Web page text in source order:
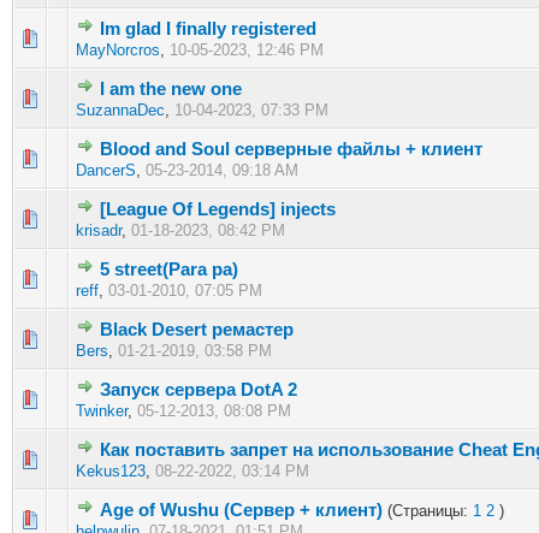
Im glad I finally registered
MayNorcros, 10-05-2023, 12:46 PM
0 голос(ов) - 0 из 5 в среднем
1234 5
I am the new one
SuzannaDec, 10-04-2023, 07:33 PM
0 голос(ов) - 0 из 5 в среднем
12345
Blood and Soul серверные файлы + клиент
DancerS, 05-23-2014, 09:18 AM
1 голос(ов) - 4 из 5 в среднем
1234 5
[League Of Legends] injects
krisadr, 01-18-2023, 08:42 PM
0 голос(ов) - 0 из 5 в среднем
12345
5 street(Para pa)
reff, 03-01-2010, 07:05 PM
0 голос(ов) - 0 из 5 в среднем
12 345
Black Desert ремастер
Bers, 01-21-2019, 03:58 PM
0 голос(ов) - 0 из 5 в среднем
1 2 345
Запуск сервера DotA 2
Twinker, 05-12-2013, 08:08 PM
0 голос(ов) - 0 из 5 в среднем
12345
Как поставить запрет на использование Cheat
Kekus123, 08-22-2022, 03:14 PM
0 голос(ов) - 0 из 5 в среднем
12 345
Age of Wushu (Сервер + клиент) (Страницы: 1 2 )
0 голос(ов) - 0 из 5 в среднем
123 45